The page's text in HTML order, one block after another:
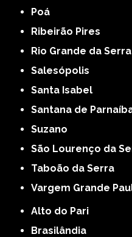
Poá
Ribeirão Pires
Rio Grande da Serra
Salesópolis
Santa Isabel
Santana de
Suzano
São Lourenço da
Taboão da Serra
Vargem Grande
Alto do Pari
Brasilândia